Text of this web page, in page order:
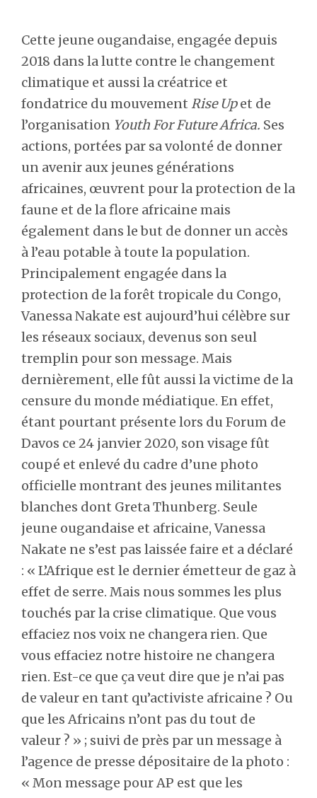
Cette jeune ougandaise, engagée depuis
2018 dans la lutte contre le changement
climatique et aussi la créatrice et
fondatrice du mouvement Rise Upet de
l’organisation Youth For Future Africa. Ses
actions, portées par sa volonté de donner
un avenir aux jeunes générations
africaines, œuvrent pour la protection de la
faune et de la flore africaine mais
également dans le but de donner un accès
à l’eau potable à toute la population.
Principalement engagée dans la
protection de la forêt tropicale du Congo,
Vanessa Nakate est aujourd’hui célèbre sur
les réseaux sociaux, devenus son seul
tremplin pour son message. Mais
dernièrement, elle fût aussi la victime de la
censure du monde médiatique. En effet,
étant pourtant présente lors du Forum de
Davos ce 24 janvier 2020, son visage fût
coupé et enlevé du cadre d’une photo
officielle montrant des jeunes militantes
blanches dont Greta Thunberg. Seule
jeune ougandaise et africaine, Vanessa
Nakate ne s’est pas laissée faire et a déclaré
: « L’Afrique est le dernier émetteur de gaz à
effet de serre. Mais nous sommes les plus
touchés par la crise climatique. Que vous
effaciez nos voix ne changera rien. Que
vous effaciez notre histoire ne changera
rien. Est-ce que ça veut dire que je n’ai pas
de valeur en tant qu’activiste africaine ? Ou
que les Africains n’ont pas du tout de
valeur ? » ; suivi de près par un message à
l’agence de presse dépositaire de la photo :
« Mon message pour AP est que les